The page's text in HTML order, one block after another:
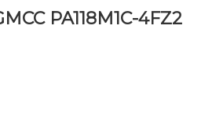
PA118M1C-4FZ2